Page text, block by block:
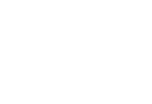
だし、必須項目を
けませんので、ご